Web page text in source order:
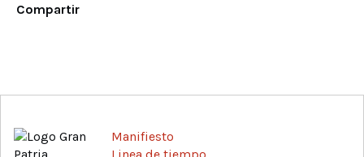
Compartir
Manifiesto